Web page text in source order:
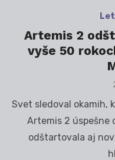
Artemis 2
vyše 50
Svet sledoval okamih,
Artemis 2 úspešne
odštartovala aj